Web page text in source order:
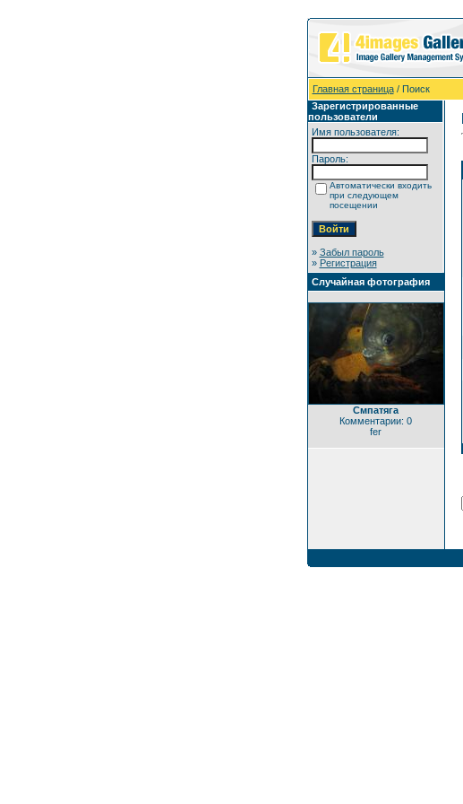
Главная страница/ Поиск
Зарегистрированные
пользователи
Имя пользователя:
Пароль:
Автоматически входить
при следующем
посещении
» Забыл пароль
» Регистрация
Случайная фотография
Cмпатяга
Комментарии: 0
fer